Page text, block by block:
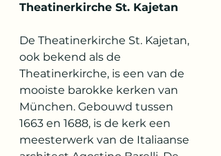
Theatinerkirche St. Kajetan
De Theatinerkirche St. Kajetan,
ook bekend als de
Theatinerkirche, is een van de
mooiste barokke kerken van
München. Gebouwd tussen
1663 en 1688, is de kerk een
meesterwerk van de Italiaanse